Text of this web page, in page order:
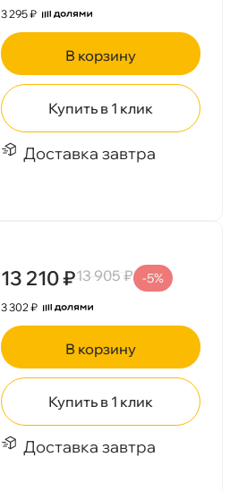
3 295 ₽
корзину
Купить в 1 клик
Доставка завтра
13 210 ₽13 905 ₽ -5%
3 302 ₽
корзину
Купить в 1 клик
Доставка завтра